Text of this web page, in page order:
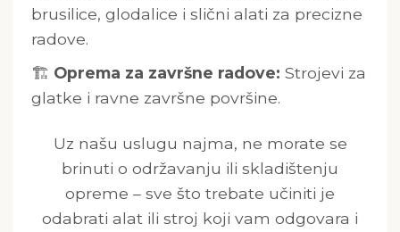
brusilice, glodalice i slični alati za precizne
radove.
🏗️ Oprema za završne radove: Strojevi za
glatke i ravne završne površine.
Uz našu uslugu najma, ne morate se
brinuti o održavanju ili skladištenju
opreme – sve što trebate učiniti je
odabrati alat ili stroj koji vam odgovara i